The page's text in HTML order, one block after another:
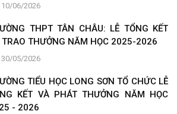
10/06/2026
THPT TÂN CHÂU: LỄ TỔNG KẾT
TRAO THƯỞNG NĂM HỌC 2025-2026
30/05/2026
TIỂU HỌC LONG SƠN TỔ CHỨC LỄ
KẾT VÀ PHÁT THƯỞNG NĂM HỌC
- 2026